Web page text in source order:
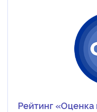
Рейтинг «Оценка